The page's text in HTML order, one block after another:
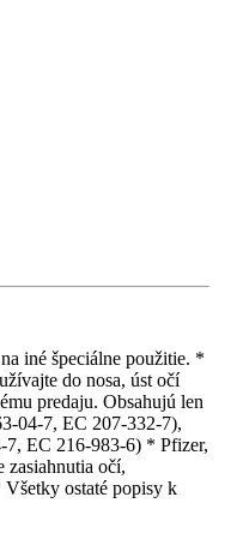
iné špeciálne použitie. *
do nosa, úst očí
predaju. Obsahujú len
04-7, EC 207-332-7),
EC 216-983-6) * Pfizer,
očí,
ostaté popisy k